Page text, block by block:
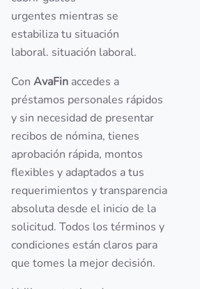
urgentes mientras se
estabiliza tu situación
laboral. situación laboral.
Con AvaFin accedes a
préstamos personales rápidos
y sin necesidad de presentar
recibos de nómina, tienes
aprobación rápida, montos
flexibles y adaptados a tus
requerimientos y transparencia
absoluta desde el inicio de la
solicitud. Todos los términos y
condiciones están claros para
que tomes la mejor decisión.